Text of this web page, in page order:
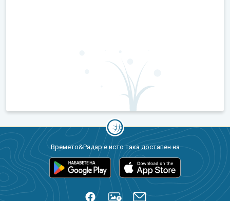
Времето&Радар е исто така достапен на